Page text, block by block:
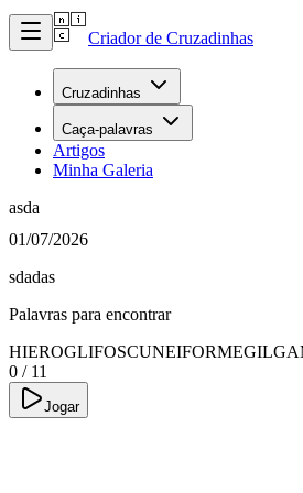
Criador de Cruzadinhas
Cruzadinhas
Caça-palavras
Artigos
Minha Galeria
asda
01/07/2026
sdadas
Palavras para encontrar
HIEROGLIFOSCUNEIFORME
0 / 11
Jogar